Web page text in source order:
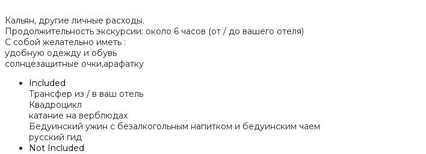
Кальян, другие личные расходы.
Продолжительность экскурсии: около 6 часов (от / до вашего отеля)
С собой желательно иметь :
удобную одежду и обувь
солнцезащитные очки,арафатку
Included
Трансфер из / в ваш отель
Квадроцикл
катание на верблюдах
Бедуинский ужин с безалкогольным напитком и бедуинским чаем
русский гид
Not Included